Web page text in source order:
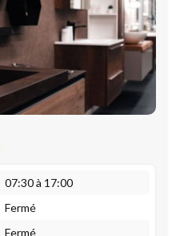
07:30 à 17:00
Fermé
Fermé